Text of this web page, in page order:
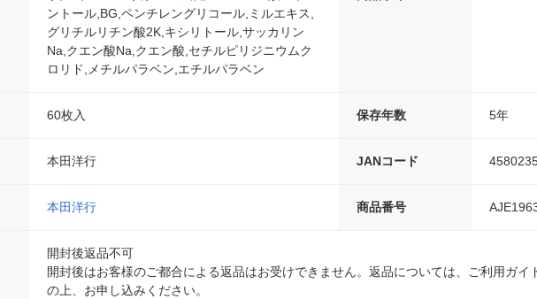
ントール,BG,ペンチレングリコール,ミルエキス,
グリチルリチン酸2K,キシリトール,サッカリン
Na,クエン酸Na,クエン酸,セチルピリジニウムク
ロリド,メチルパラベン,エチルパラベン
60枚入 保存年数 5年
本田洋行 JANコード
本田洋行 商品番号
開封後返品不可
開封後はお客様のご都合による返品はお受けできません。返品については、ご利用ガ
の上、お申し込みください。